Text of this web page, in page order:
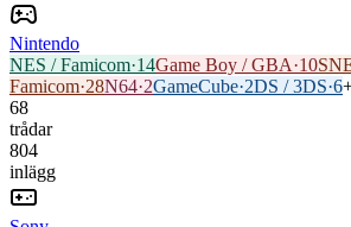
Nintendo
NES / Famicom·14Game Boy / GBA·10
Famicom·28N64·2GameCube·2DS / 3DS·6
68
trådar
804
inlägg